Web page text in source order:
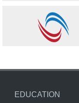
EDUCATION